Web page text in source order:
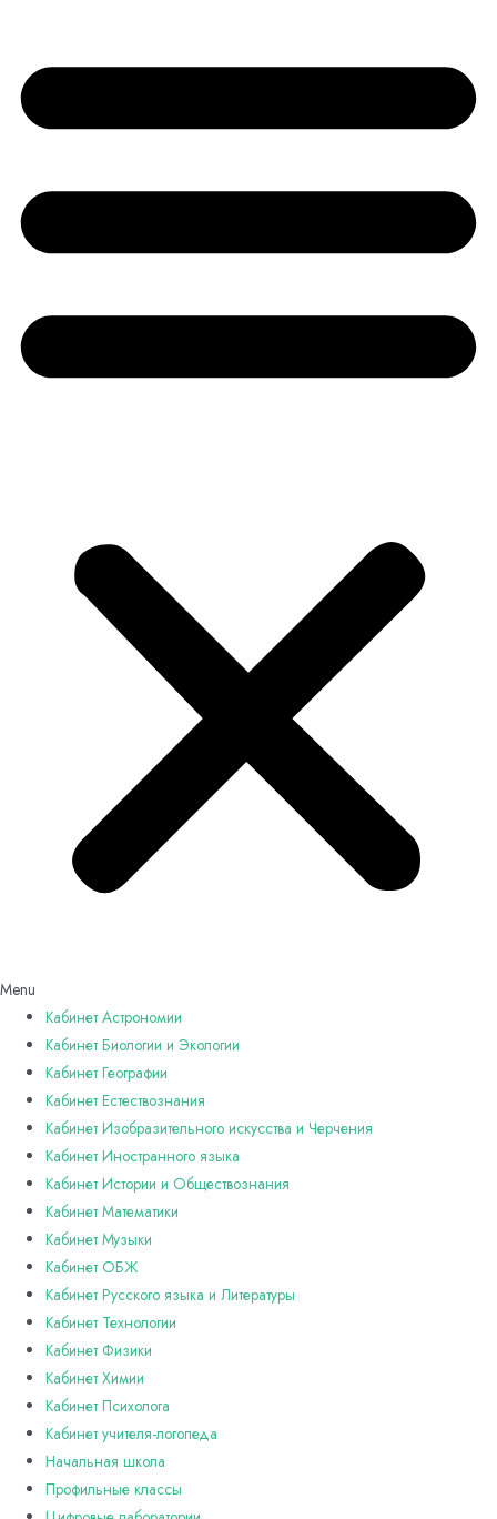
Menu
Кабинет Астрономии
Кабинет Биологии и Экологии
Кабинет Географии
Кабинет Естествознания
Кабинет Изобразительного искусства и Черчения
Кабинет Иностранного языка
Кабинет Истории и Обществознания
Кабинет Математики
Кабинет Музыки
Кабинет ОБЖ
Кабинет Русского языка и Литературы
Кабинет Технологии
Кабинет Физики
Кабинет Химии
Кабинет Психолога
Кабинет учителя-логопеда
Начальная школа
Профильные классы